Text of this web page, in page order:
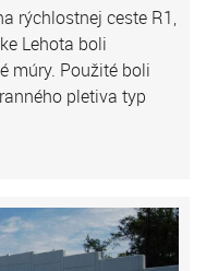
rýchlostnej ceste R1,
Lehota boli
múry. Použité boli
pletiva typ